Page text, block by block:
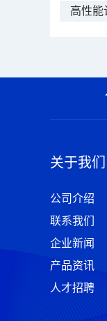
高性能
关于我们
公司介绍
联系我们
企业新闻
产品资讯
人才招聘